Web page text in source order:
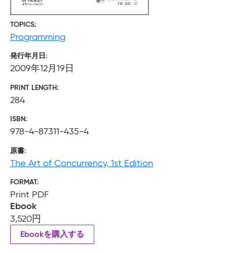
TOPICS
Programming
発行年月日
2009年12月19日
PRINT LENGTH
284
ISBN
978-4-87311-435-4
原書
The Art of Concurrency, 1st Edition
FORMAT
Print PDF
Ebook
3,520円
Ebookを購入する